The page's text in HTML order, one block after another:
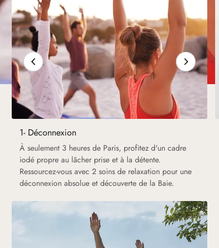
1- Déconnexion
À seulement 3 heures de Paris, profitez d'un cadre
iodé propre au lâcher prise et à la détente.
Ressourcez-vous avec 2 soins de relaxation pour une
déconnexion absolue et découverte de la Baie.